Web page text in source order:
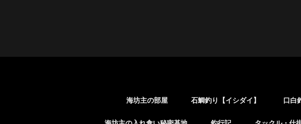
海坊主の部屋 石鯛釣り【イシダイ】 口白